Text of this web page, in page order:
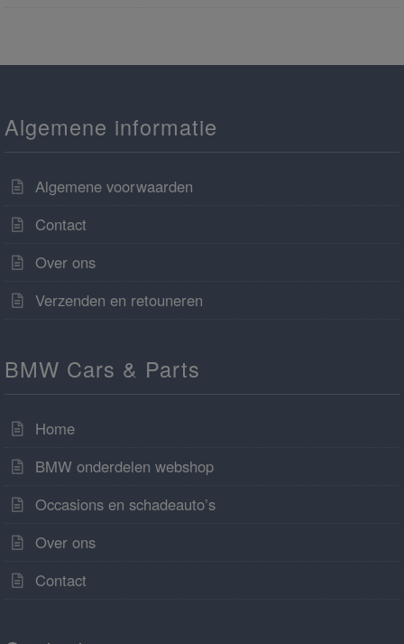
Algemene informatie
Algemene voorwaarden
Contact
Over ons
Verzenden en retouneren
BMW Cars & Parts
Home
BMW onderdelen webshop
Occasions en schadeauto’s
Over ons
Contact